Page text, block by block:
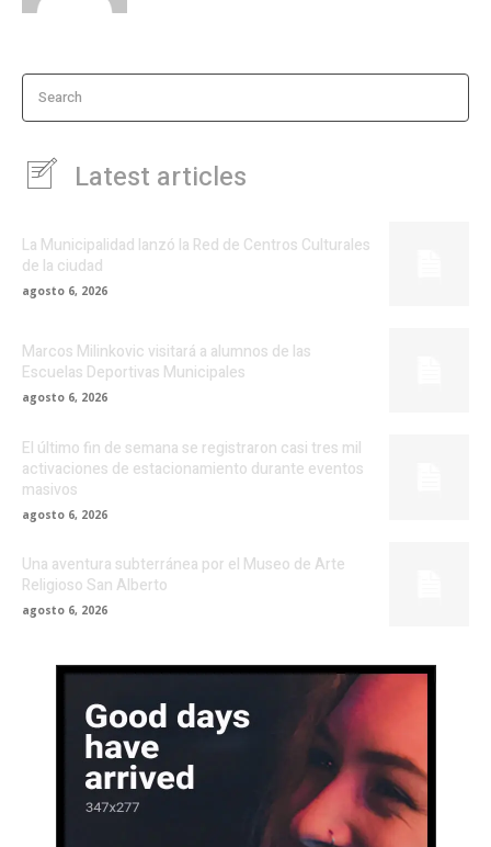
Search
Latest articles
La Municipalidad lanzó la Red de Centros Culturales
de la ciudad
agosto 6, 2026
Marcos Milinkovic visitará a alumnos de las
Escuelas Deportivas Municipales
agosto 6, 2026
El último fin de semana se registraron casi tres mil
activaciones de estacionamiento durante eventos
masivos
agosto 6, 2026
Una aventura subterránea por el Museo de Arte
Religioso San Alberto
agosto 6, 2026